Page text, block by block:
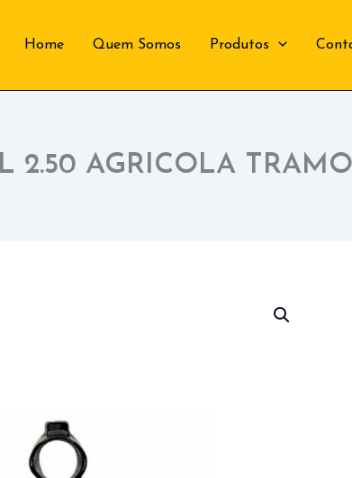
Home Quem Somos Produtos
2.50 AGRICOLA